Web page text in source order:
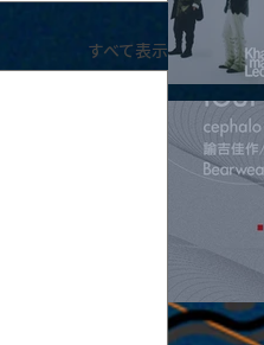
すべて表示
2026.08.15 |【
2026.08.16 |【